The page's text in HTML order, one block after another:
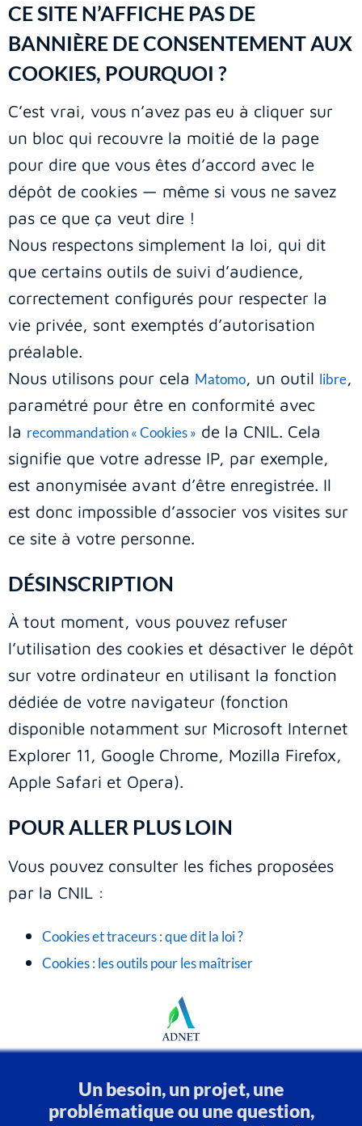
CE SITE N’AFFICHE PAS DE
BANNIÈRE DE CONSENTEMENT AUX
COOKIES, POURQUOI ?
C’est vrai, vous n’avez pas eu à cliquer sur
un bloc qui recouvre la moitié de la page
pour dire que vous êtes d’accord avec le
dépôt de cookies — même si vous ne savez
pas ce que ça veut dire !
Nous respectons simplement la loi, qui dit
que certains outils de suivi d’audience,
correctement configurés pour respecter la
vie privée, sont exemptés d’autorisation
préalable.
Nous utilisons pour cela Matomo, un outil libre,
paramétré pour être en conformité avec
la recommandation « Cookies » de la CNIL. Cela
signifie que votre adresse IP, par exemple,
est anonymisée avant d’être enregistrée. Il
est donc impossible d’associer vos visites sur
ce site à votre personne.
DÉSINSCRIPTION
À tout moment, vous pouvez refuser
l’utilisation des cookies et désactiver le dépôt
sur votre ordinateur en utilisant la fonction
dédiée de votre navigateur (fonction
disponible notamment sur Microsoft Internet
Explorer 11, Google Chrome, Mozilla Firefox,
Apple Safari et Opera).
POUR ALLER PLUS LOIN
Vous pouvez consulter les fiches proposées
par la CNIL :
Cookies et traceurs : que dit la loi ?
Cookies : les outils pour les maîtriser
Un besoin, un projet, une
problématique ou une question,